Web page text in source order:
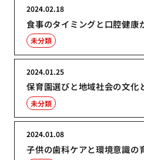
食事のタイミングと口腔健康
2024.02.18
未分類
保育園選びと地域社会の文化
2024.01.25
未分類
子供の歯科ケアと環境意識の
2024.01.08